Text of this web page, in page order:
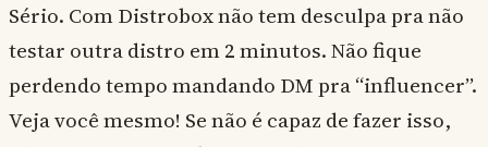
Sério. Com Distrobox não tem desculpa pra não
testar outra distro em 2 minutos. Não fique
perdendo tempo mandando DM pra “influencer”.
Veja você mesmo! Se não é capaz de fazer isso,